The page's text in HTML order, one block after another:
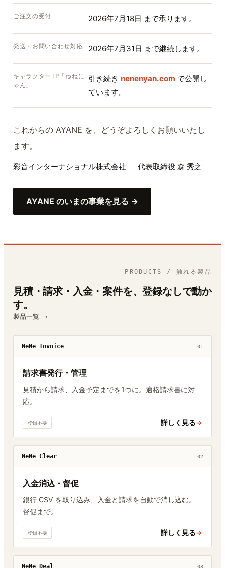
ご注文の受付 2026年7月18日 まで承ります。
発送・お問い合わせ対応 2026年7月31日 まで継続します。
キャラクターIP「ねねに
ゃん」
引き続き nenenyan.com で公開し
ています。
これからの AYANE を、どうぞよろしくお願いいたし
ます。
彩音インターナショナル株式会社 ｜ 代表取締役 森 秀之
AYANE のいまの事業を見る →
PRODUCTS / 触れる製品
見積・請求・入金・案件を、登録なしで動か
す。
製品一覧 →
NeNe Invoice 01
請求書発行・管理
見積から請求、入金予定までを1つに。適格請求書に対
応。
登録不要 詳しく見る→
NeNe Clear 02
入金消込・督促
銀行 CSV を取り込み、入金と請求を自動で消し込む。
督促まで。
登録不要 詳しく見る→
NeNe Deal 03